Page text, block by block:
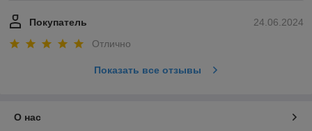
24.06.2024
Покупатель
Отлично
Показать все отзывы
О нас